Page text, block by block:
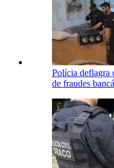
Polícia deflagra
de fraudes